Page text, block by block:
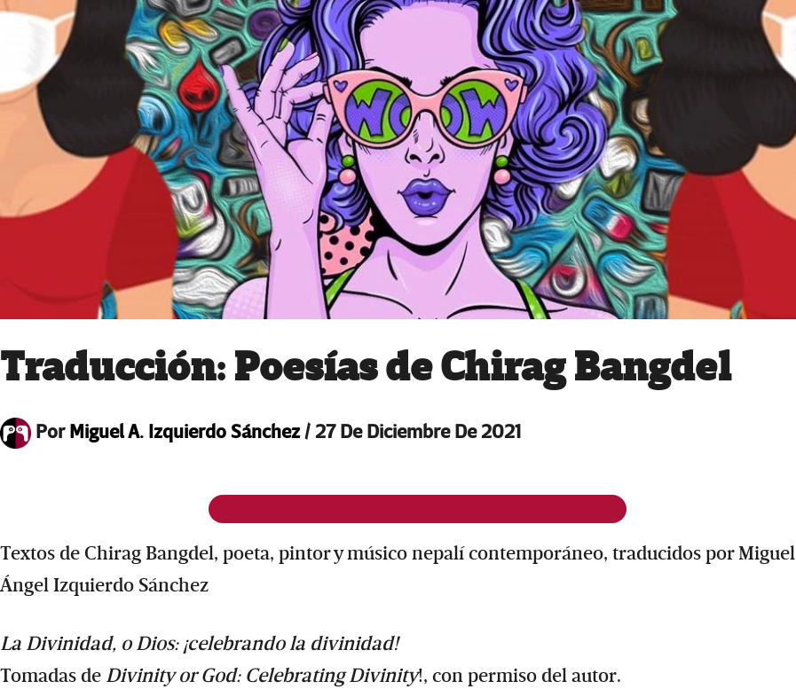
Traducción: Poesías de Chirag Bangdel
PorMiguel A. Izquierdo Sánchez/ 27 De Diciembre De 2021
Textos de Chirag Bangdel, poeta, pintor y músico nepalí contemporáneo, traducidos por Miguel
Ángel Izquierdo Sánchez
La Divinidad, o Dios: ¡celebrando la divinidad!
Tomadas de Divinity or God: Celebrating Divinity!, con permiso del autor.